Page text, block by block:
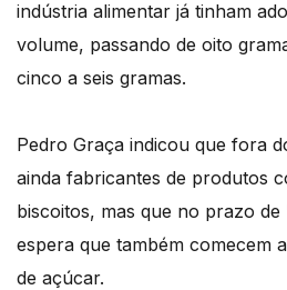
indústria alimentar já tinham
volume, passando de oito
cinco a seis gramas.
Pedro Graça indicou que fora
ainda fabricantes de produtos
biscoitos, mas que no prazo
espera que também comecem
de açúcar.